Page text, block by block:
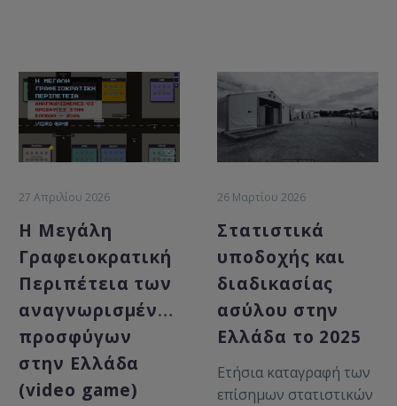
27 Απριλίου 2026
Η Μεγάλη
Γραφειοκρατική
Περιπέτεια των
αναγνωρισμένων
προσφύγων
στην Ελλάδα
(video game)
26 Μαρτίου 2026
Στατιστικά
υποδοχής και
διαδικασίας
ασύλου στην
Ελλάδα το 2025
Ετήσια καταγραφή των
επίσημων στατιστικών